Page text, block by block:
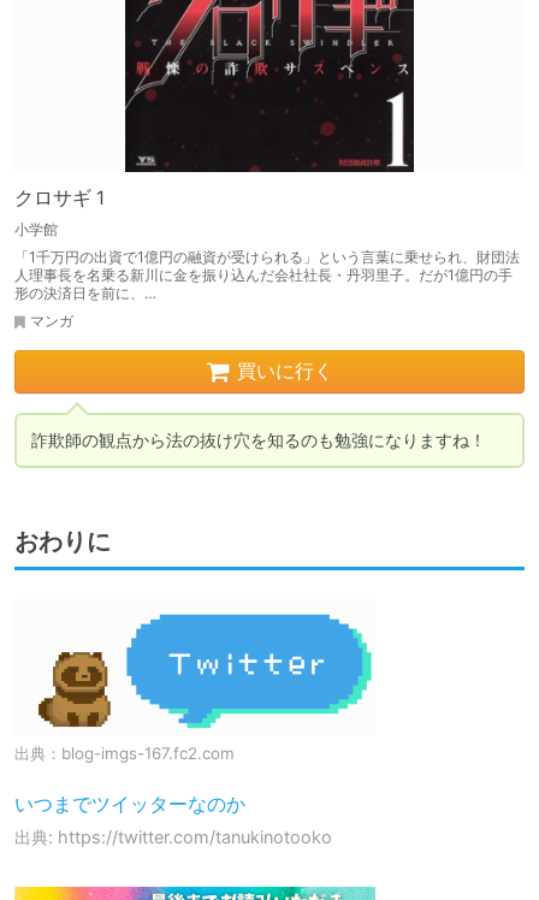
クロサギ 1
小学館
「1千万円の出資で1億円の融資が受けられる」という言葉に乗せられ、財団法
人理事長を名乗る新川に金を振り込んだ会社社長・丹羽里子。だが1億円の手
形の決済日を前に、…
マンガ
買いに行く
詐欺師の観点から法の抜け穴を知るのも勉強になりますね！
おわりに
出典： blog-imgs-167.fc2.com
いつまでツイッターなのか
出典: https://twitter.com/tanukinotooko